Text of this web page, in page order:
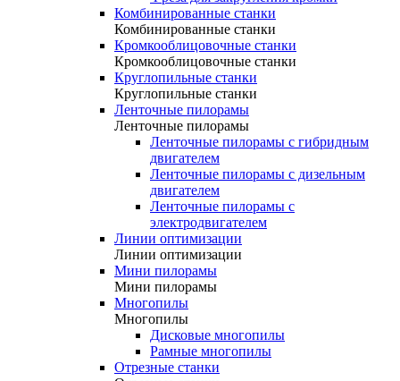
Комбинированные станки
Комбинированные станки
Кромкооблицовочные станки
Кромкооблицовочные станки
Круглопильные станки
Круглопильные станки
Ленточные пилорамы
Ленточные пилорамы
Ленточные пилорамы с гибридным
двигателем
Ленточные пилорамы с дизельным
двигателем
Ленточные пилорамы с
электродвигателем
Линии оптимизации
Линии оптимизации
Мини пилорамы
Мини пилорамы
Многопилы
Многопилы
Дисковые многопилы
Рамные многопилы
Отрезные станки